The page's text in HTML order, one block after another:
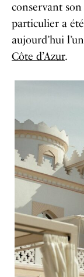
conservant son
particulier a
aujourd’hui
Côte d’Azur.